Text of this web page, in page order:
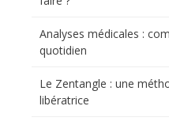
Analyses médicales :
quotidien
Le Zentangle : une
libératrice